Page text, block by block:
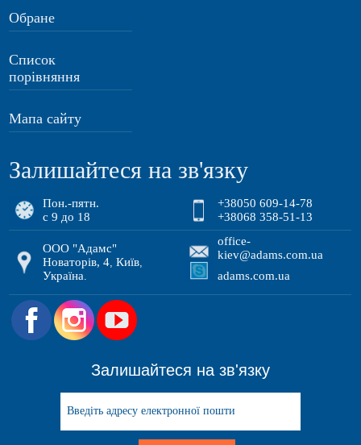
Обране
Список
порівняння
Мапа сайту
Залишайтеся на зв'язку
Пон.-пятн.
с 9 до 18
+38050 609-14-78
+38068 358-51-13
ООО "Адамс"
Новаторів, 4 ,Київ
Україна
office-
kiev@adams.com.ua
adams.com.ua
.
Залишайтеся на зв'язку